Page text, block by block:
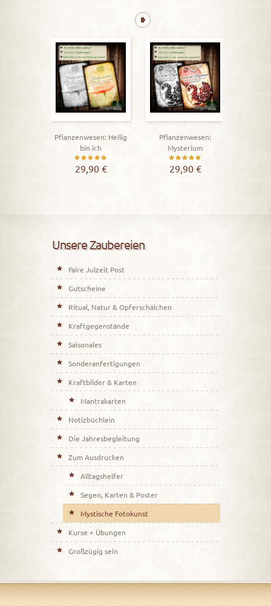
Pflanzenwesen: Heilig
bin ich
Bewertet
29,90 €
Pflanzenwesen:
Mysterium
Bewertet
29,90 €
Unsere Zaubereien
Faire Julzeit Post
Gutscheine
Ritual, Natur & Opferschälchen
Kraftgegenstände
Saisonales
Sonderanfertigungen
Kraftbilder & Karten
Mantrakarten
Notizbüchlein
Die Jahresbegleitung
Zum Ausdrucken
Alltagshelfer
Segen, Karten & Poster
Mystische Fotokunst
Kurse + Übungen
Großzügig sein